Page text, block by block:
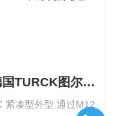
B1N360V-Q20L60-2LI2-H1151德国TURCK图尔克传感器
紧凑型外型 通过M12